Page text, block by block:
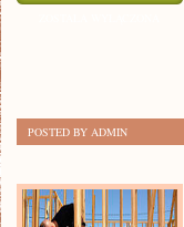
POSTED BY ADMIN